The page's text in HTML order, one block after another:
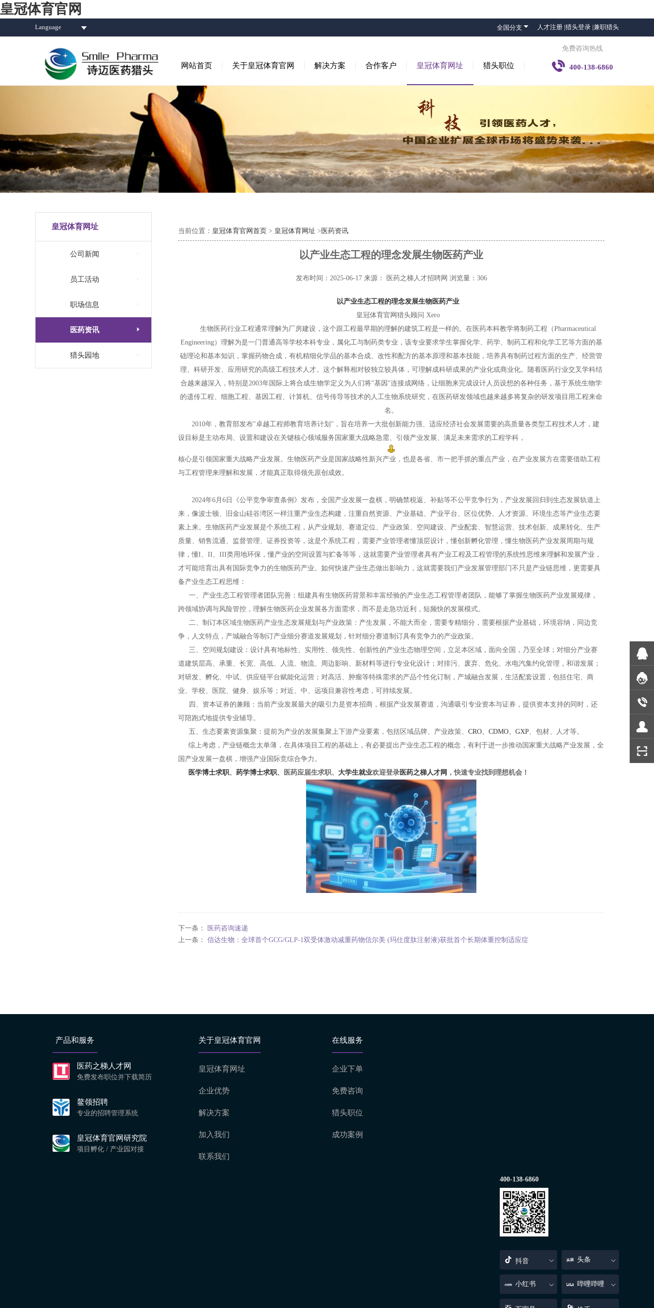
皇冠体育官网
Language 全国分支  人才注册 |猎头登录 |兼职猎头
网站首页 关于皇冠体育官网 解决方案 合作客户 皇冠体育网址 猎头职位
免费咨询热线
 400-138-6860
皇冠体育网址
公司新闻
员工活动
职场信息
医药资讯 
猎头园地
当前位置： 皇冠体育官网首页 > 皇冠体育网址 > 医药资讯
以产业生态工程的理念发展生物医药产业
发布时间：2025-06-17 来源： 医药之梯人才招聘网 浏览量：306
以产业生态工程的理念发展生物医药产业
皇冠体育官网猎头顾问 Xero
生物医药行业工程通常理解为厂房建设，这个跟工程最早期的理解的建筑工程是一样的。在医药本科教学将制药工程（Pharmaceutical
Engineering）理解为是一门普通高等学校本科专业，属化工与制药类专业，该专业要求学生掌握化学、药学、制药工程和化学工艺等方面的基
础理论和基本知识，掌握药物合成，有机精细化学品的基本合成、改性和配方的基本原理和基本技能，培养具有制药过程方面的生产、经营管
理、科研开发、应用研究的高级工程技术人才。这个解释相对较独立较具体，可理解成科研成果的产业化或商业化。随着医药行业交叉学科结
合越来越深入，特别是2003年国际上将合成生物学定义为 人们将"基因"连接成网络，让细胞来完成设计人员设想的各种任务， 基于系统生物学
的遗传工程、细胞工程、基因工程、计算机、信号传导等技术的人工生物系统研究，在医药研发领域也越来越多将复杂的研发项目用工程来命
名。
2010年， 教育部发布"卓越工程师教育培养计划 "，旨在培养一大批创新能力强、适应经济社会发展需要的高质量各类型工程技术人才 ，建
设目标是主动布局、设置和建设在关键核心领域服务国家重大战略急需、引领产业发展、满足未来需求的工程学科，
核心是引领国家重大战略产业发展。生物医药产业是国家战略性新兴产业，也是各省、市一把手抓的重点产业，在产业发展方在需要借助工程
与工程管理来理解和发展，才能真正取得领先原创成效。
2024年6月6日《公平竞争审查条例》发布，全国产业发展一盘棋，明确禁税返、补贴等不公平竞争行为，产业发展回归到生态发展轨道上
来，像波士顿、旧金山硅谷湾区一样注重产业生态构建，注重自然资源、产业基础、产业平台、区位优势、人才资源、环境生态等产业生态要
素上来。生物医药产业发展是个系统工程，从产业规划、赛道定位、产业政策、空间建设、产业配套、智慧运营、技术创新、成果转化、生产
质量、销售流通、监督管理、证券投资等，这是个系统工程，需要产业管理者懂顶层设计，懂创新孵化管理，懂生物医药产业发展周期与规
律，懂I、II、III类用地环保，懂产业的空间设置与贮备等等，这就需要产业管理者具有产业工程及工程管理的系统性思维来理解和发展产业，
才可能培育出具有国际竞争力的生物医药产业。如何快速产业生态做出影响力，这就需要我们产业发展管理部门不只是产业链思维，更需要具
备产业生态工程思维：
一、产业生态工程管理者团队完善：组建具有生物医药背景和丰富经验的产业生态工程管理者团队，能够了掌握生物医药产业发展规律，
跨领域协调与风险管控，理解生物医药企业发展各方面需求，而不是走急功近利，短频快的发展模式。
二、制订本区域生物医药产业生态发展规划与产业政策：产生发展，不能大而全，需要专精细分，需要根据产业基础，环境容纳，同边竞
争，人文特点，产城融合等制订产业细分赛道发展规划，针对细分赛道制订具有竞争力的产业政策。
三、空间规划建设：设计具有地标性、实用性、领先性、创新性的产业生态物理空间，立足本区域，面向全国，乃至全球；对细分产业赛
道建筑层高、承重、长宽、高低、人流、物流、周边影响、新材料等进行专业化设计；对排污、废弃、危化、水电汽集约化管理，和谐发展；
对研发、孵化、中试、供应链平台赋能化运营；对高活、肿瘤等特殊需求的产品个性化订制，产城融合发展，生活配套设置，包括住宅、商
业、学校、医院、健身、娱乐等；对近、中、远项目兼容性考虑，可持续发展。
四、资本证券的兼顾：当前产业发展最大的吸引力是资本招商，根据产业发展赛道，沟通吸引专业资本与证券，提供资本支持的同时，还
可陪跑式地提供专业辅导。
五、生态要素资源集聚：提前为产业的发展集聚上下游产业要素，包括区域品牌、产业政策、CRO、CDMO、GXP、包材、人才等。
综上考虑，产业链概念太单薄，在具体项目工程的基础上，有必要提出产业生态工程的概念，有利于进一步推动国家重大战略产业发展，全
国产业发展一盘棋，增强产业国际竞综合争力。
医学博士求职、药学博士求职、医药应届生求职、 大学生就业欢迎登录医药之梯人才网 ，快速专业找到理想机会！
下一条：
医药咨询速递
上一条： 信达生物：全球首个GCG/GLP-1双受体激动减重药物信尔美 (玛仕度肽注射液)获批首个长期体重控制适应症
产品和服务
医药之梯人才网
免费发布职位并下载简历
鳌领招聘
专业的招聘管理系统
皇冠体育官网研究院
项目孵化 / 产业园对接
关于皇冠体育官网
皇冠体育网址
企业优势
解决方案
加入我们
联系我们
在线服务
企业下单
免费咨询
猎头职位
成功案例
400-138-6860
抖音 头条
小红书 哔哩哔哩